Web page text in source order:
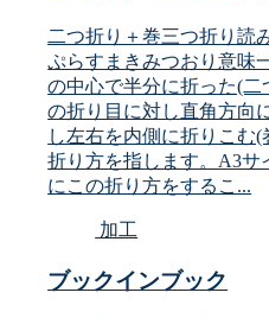
二つ折り＋巻三つ折り読
ぷらすまきみつおり意味
の中心で半分に折った(二
の折り目に対し直角方向
し左右を内側に折りこむ(
折り方を指します。A3サ
にこの折り方をするこ...
加工
ブックインブック